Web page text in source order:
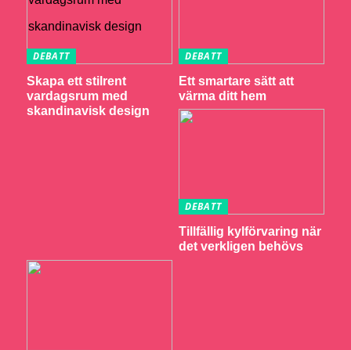
DEBATT
Skapa ett stilrent
vardagsrum med
skandinavisk design
DEBATT
Ett smartare sätt att
värma ditt hem
DEBATT
Tillfällig kylförvaring när
det verkligen behövs